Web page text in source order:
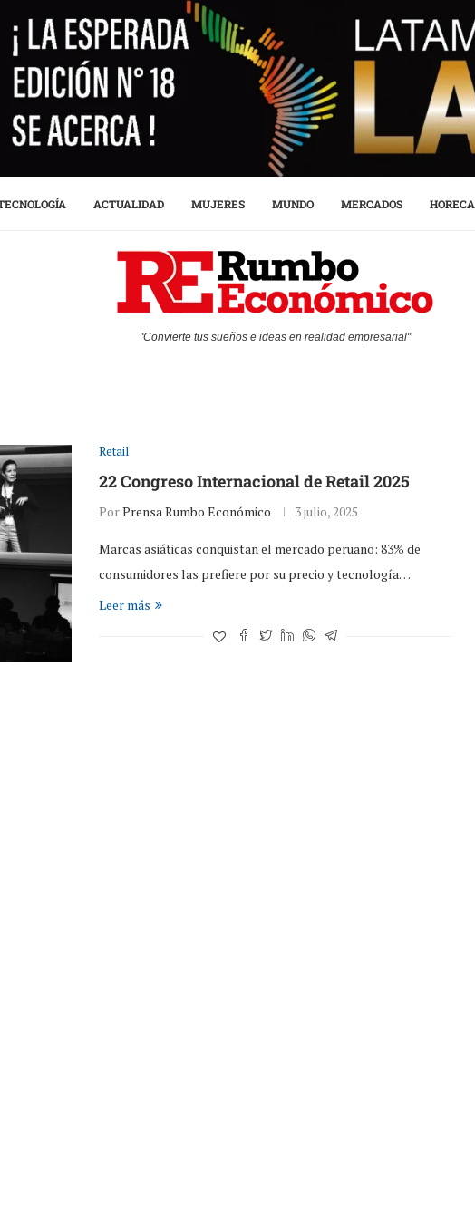
ACTUALIDAD MUJERES MUNDO MERCADOS HORECA
"Convierte tus sueños e ideas en realidad empresarial"
Retail
22 Congreso Internacional de Retail 2025
PorPrensa Rumbo Económico 3 julio, 2025
Marcas asiáticas conquistan el mercado peruano: 83% de
consumidores las prefiere por su precio y tecnología…
Leer más